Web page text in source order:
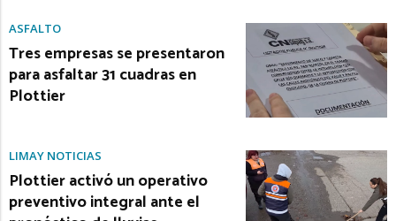
ASFALTO
Tres empresas se presentaron
para asfaltar 31 cuadras en
Plottier
LIMAY NOTICIAS
Plottier activó un operativo
preventivo integral ante el